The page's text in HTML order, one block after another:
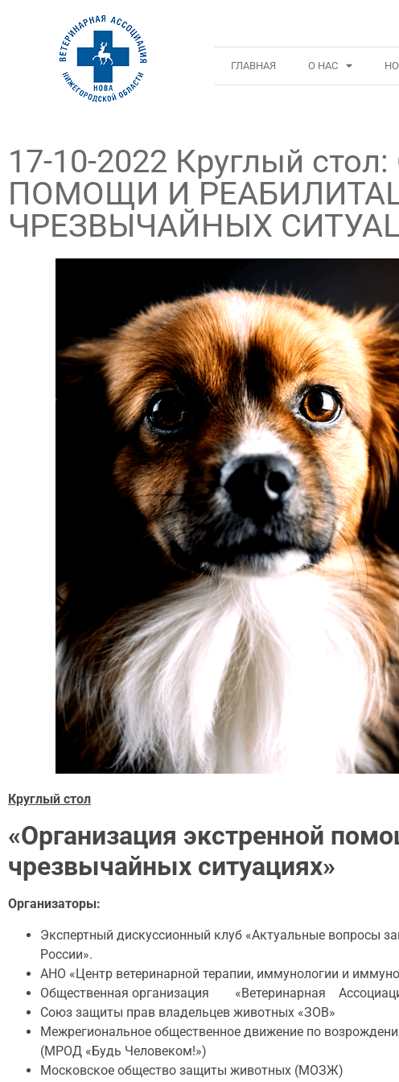
ГЛАВНАЯ О НАС
17-10-2022 Круглый
ПОМОЩИ И
ЧРЕЗВЫЧАЙНЫХ
Круглый стол
«Организация экстренной
чрезвычайных ситуациях»
Организаторы:
Экспертный дискуссионный клуб «Актуальные вопросы
России».
АНО «Центр ветеринарной терапии, иммунологии и
Общественная организация «Ветеринарная
Союз защиты прав владельцев животных «ЗОВ»
Межрегиональное общественное движение по
(МРОД «Будь Человеком!»)
Московское общество защиты животных (МОЗЖ)